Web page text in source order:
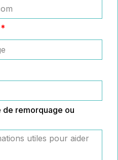
remorquage ou